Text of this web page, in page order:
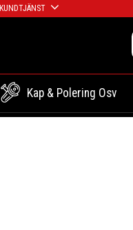
KUNDTJÄNST
Kap & Polering Osv